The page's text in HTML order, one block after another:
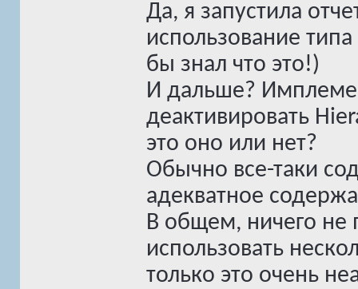
Да, я запустила
использование
бы знал что это!)
И дальше?
деактивировать
это оно или нет?
Обычно все-таки
адекватное
В общем, ничего не
использовать
только это очень